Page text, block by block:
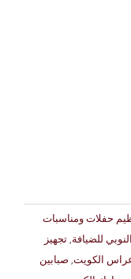
حفلات ومناسبات
النوبي للضيافة تجهيز
الكويت صبابين